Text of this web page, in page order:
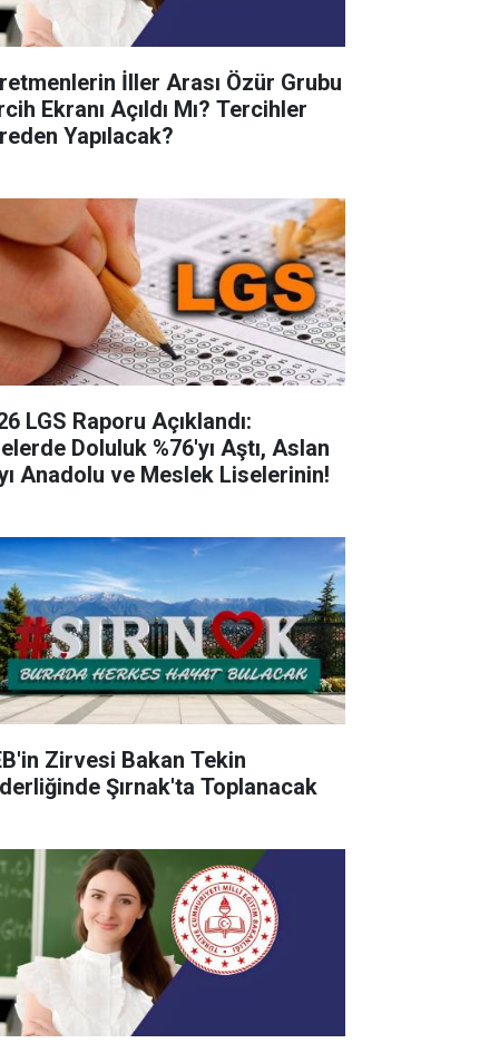
İller Arası Özür Grubu
Ekranı Açıldı Mı? Tercihler
Yapılacak?
LGS Raporu Açıklandı:
Doluluk %76'yı Aştı, Aslan
Anadolu ve Meslek Liselerinin!
Zirvesi Bakan Tekin
Şırnak'ta Toplanacak